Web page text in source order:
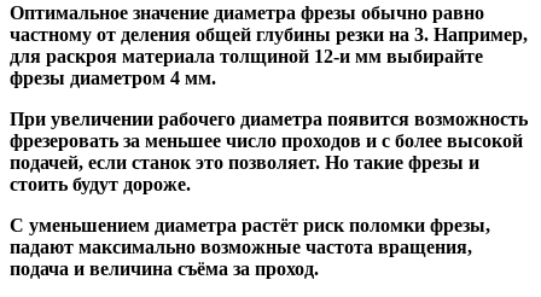
Оптимальное значение диаметра фрезы обычно равно
частному от деления общей глубины резки на 3. Например,
для раскроя материала толщиной 12-и мм выбирайте
фрезы диаметром 4 мм.
При увеличении рабочего диаметра появится возможность
фрезеровать за меньшее число проходов и с более высокой
подачей, если станок это позволяет. Но такие фрезы и
стоить будут дороже.
С уменьшением диаметра растёт риск поломки фрезы,
падают максимально возможные частота вращения,
подача и величина съёма за проход.